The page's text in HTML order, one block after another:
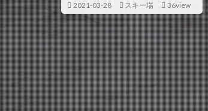
2021-03-28 スキー場 36view